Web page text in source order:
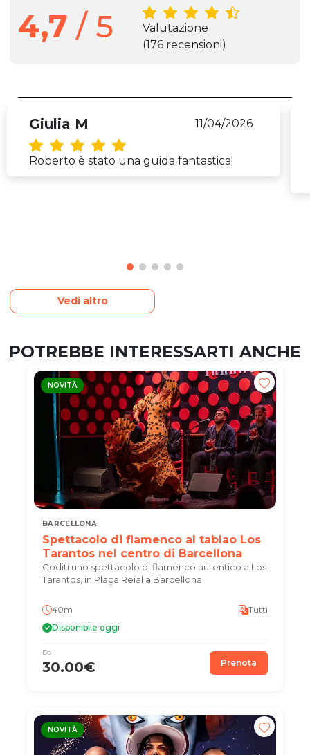
4,7 / 5
Valutazione
(176 recensioni)
Giulia M 11/04/2026
Roberto è stato una guida fantastica!
Vedi altro
POTREBBE INTERESSARTI ANCHE
NOVITÀ
BARCELLONA
Spettacolo di flamenco al tablao Los
Tarantos nel centro di Barcellona
Goditi uno spettacolo di flamenco autentico a Los
Tarantos, in Plaça Reial a Barcellona
40m
Tutti
Disponibile oggi
Da
30.00€ Prenota
NOVITÀ